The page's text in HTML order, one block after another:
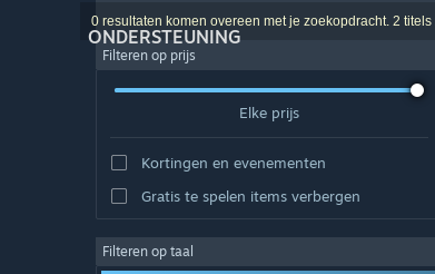
ONDERSTEUNING
0 resultaten komen overeen met je zoekopdracht. 2
Filteren op prijs
Elke prijs
Kortingen en evenementen
Gratis te spelen items verbergen
Filteren op taal